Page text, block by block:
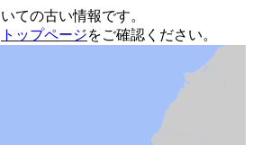
ての古い情報です。
トップページをご確認ください。